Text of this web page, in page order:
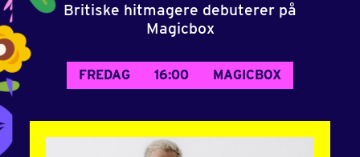
Britiske hitmagere debuterer på
Magicbox
FREDAG 16:00 MAGICBOX